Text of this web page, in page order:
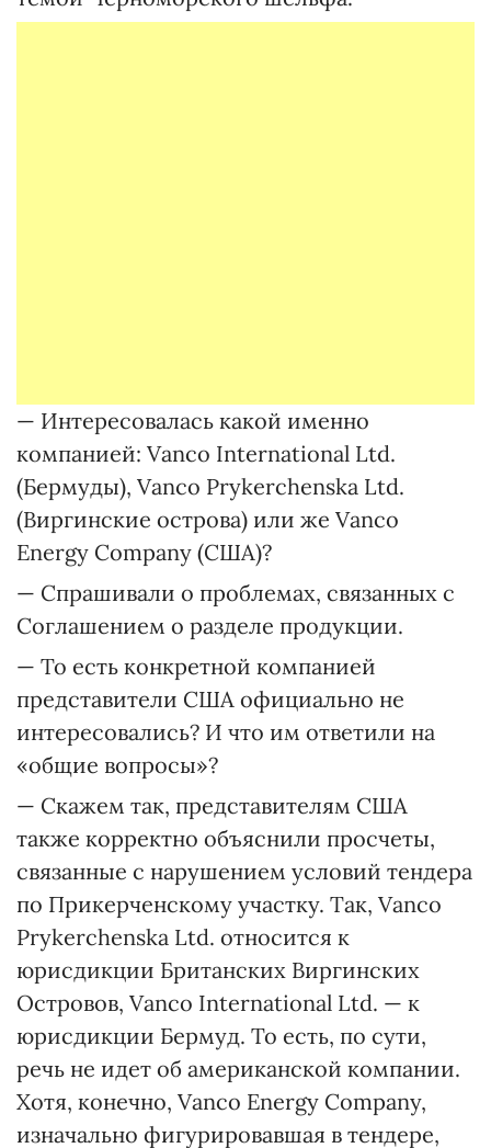
— Интересовалась какой именно
компанией: Vanco International Ltd.
(Бермуды), Vanco Prykerchenska Ltd.
(Виргинские острова) или же Vanco
Energy Company (США)?
— Спрашивали о проблемах, связанных с
Соглашением о разделе продукции.
— То есть конкретной компанией
представители США официально не
интересовались? И что им ответили на
«общие вопросы»?
— Скажем так, представителям США
также корректно объяснили просчеты,
связанные с нарушением условий тендера
по Прикерченскому участку. Так, Vancо
Prykerchenska Ltd. относится к
юрисдикции Британ­ских Виргинских
Островов, Vanco International Ltd. — к
юрисдикции Бермуд. То есть, по сути,
речь не идет об американской компании.
Хотя, конечно, Vanco Energy Company,
изначально фигурировавшая в тендере,